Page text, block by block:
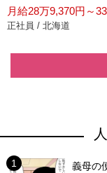
月給28万9,370円～
正社員 / 北海道
義母の